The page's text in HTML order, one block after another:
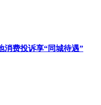
消费投诉享“同城待遇”